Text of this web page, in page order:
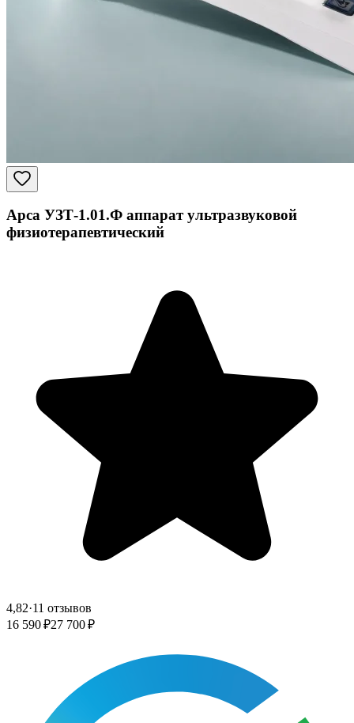
Арса УЗТ-1.01.Ф аппарат ультразвуковой
физиотерапевтический
4,82·11 отзывов
16 590 ₽27 700 ₽